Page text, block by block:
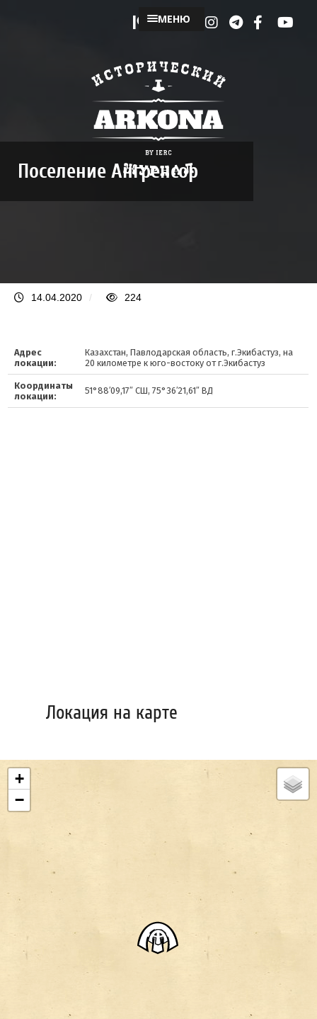
МЕНЮ
Поселение Ангренсор
14.04.2020 / 224
Адрес
локации:
Казахстан, Павлодарская область, г.Экибастуз, на
20 километре к юго-востоку от г.Экибастуз
Координаты
локации:
51°88′09,17″ СШ, 75°36′21,61″ ВД
Локация на карте
+
−